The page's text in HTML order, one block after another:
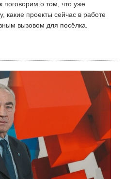
о том, что уже
какие проекты сейчас в работе
вызовом для посёлка.